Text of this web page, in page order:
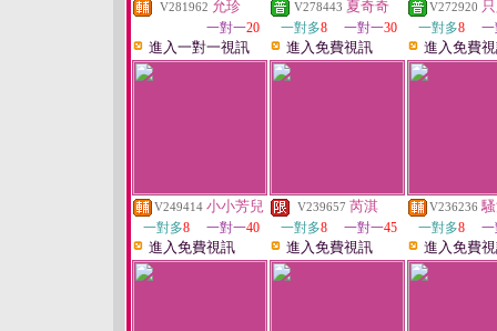
V281962 允珍
一對一20
進入一對一視訊
V278443 夏奇奇
一對多8 一對一30
進入免費視訊
V272920
一對多8
進入免費
V249414 小小芳兒
一對多8 一對一40
進入免費視訊
V239657 芮淇
一對多8 一對一45
進入免費視訊
V236236
一對多8
進入免費